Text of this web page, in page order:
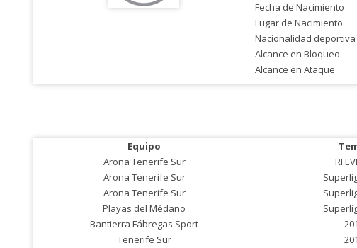
Fecha de Nacimiento
Lugar de Nacimiento
Nacionalidad deportiva
Alcance en Bloqueo
Alcance en Ataque
Equipo
Arona Tenerife Sur
Arona Tenerife Sur
Arona Tenerife Sur
Playas del Médano
Bantierra Fábregas Sport
Tenerife Sur